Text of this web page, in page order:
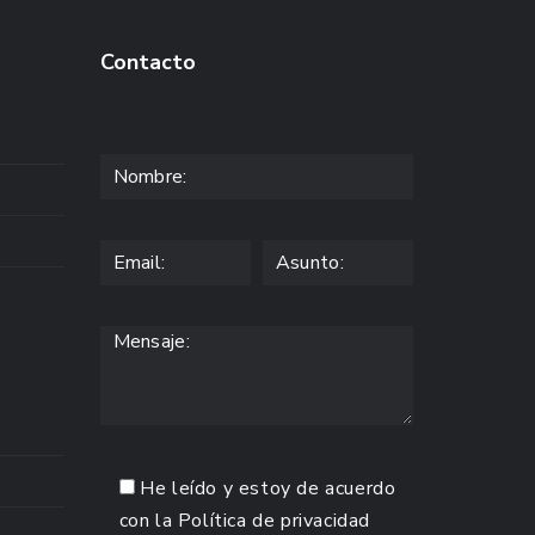
Contacto
He leído y estoy de acuerdo
con la Política de privacidad